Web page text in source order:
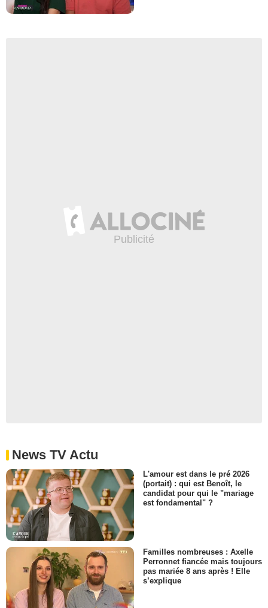
News TV Actu
L'amour est dans le pré 2026
(portait) : qui est Benoît, le
candidat pour qui le "mariage
est fondamental" ?
Familles nombreuses : Axelle
Perronnet fiancée mais toujours
pas mariée 8 ans après ! Elle
s’explique